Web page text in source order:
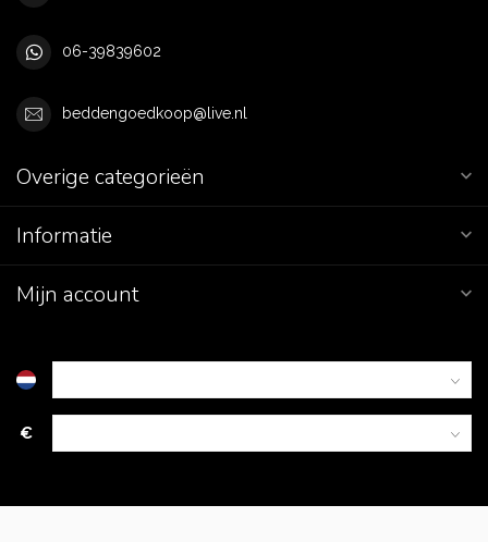
06-39839602
beddengoedkoop@live.nl
Overige categorieën
Informatie
Mijn account
€